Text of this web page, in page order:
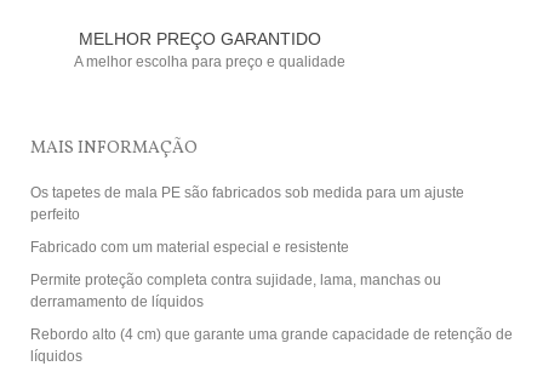
MELHOR PREÇO GARANTIDO
A melhor escolha para preço e qualidade
MAIS INFORMAÇÃO
Os tapetes de mala PE são fabricados sob medida para um ajuste
perfeito
Fabricado com um material especial e resistente
Permite proteção completa contra sujidade, lama, manchas ou
derramamento de líquidos
Rebordo alto (4 cm) que garante uma grande capacidade de retenção de
líquidos